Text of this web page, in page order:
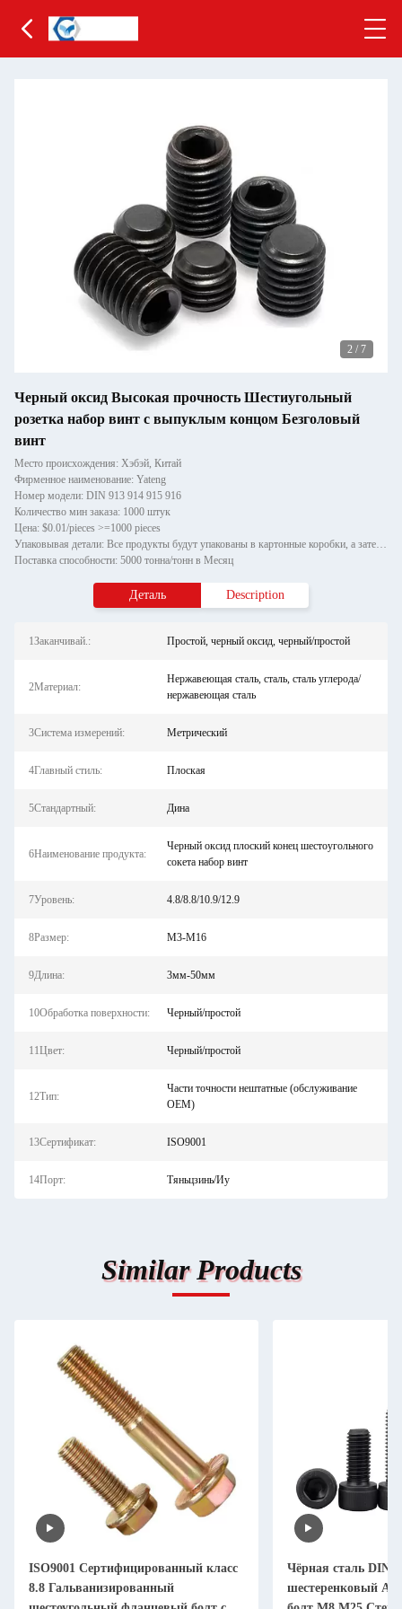
2 / 7
Черный оксид Высокая прочность Шестиугольный
розетка набор винт с выпуклым концом Безголовый
винт
Место происхождения: Хэбэй, Китай
Фирменное наименование: Yateng
Номер модели: DIN 913 914 915 916
Количество мин заказа: 1000 штук
Цена: $0.01/pieces >=1000 pieces
Упаковывая детали: Все продукты будут упакованы в картонные коробки, а затем играть на деревянных поддонах.
Поставка способности: 5000 тонна/тонн в Месяц
Деталь Description
1Заканчивай.: Простой, черный оксид, черный/простой
2Материал:
Нержавеющая сталь, сталь, сталь углерода/
нержавеющая сталь
3Система измерений: Метрический
4Главный стиль: Плоская
5Стандартный: Дина
6Наименование продукта:
Черный оксид плоский конец шестоугольного
сокета набор винт
7Уровень: 4.8/8.8/10.9/12.9
8Размер: M3-M16
9Длина: 3мм-50мм
10Обработка поверхности: Черный/простой
11Цвет: Черный/простой
12Тип:
Части точности нештатные (обслуживание
OEM)
13Сертификат: ISO9001
14Порт: Тяньцзинь/Иу
Similar Products
ISO9001 Сертифицированный класс
8.8 Гальванизированный
Чёрная сталь DIN
шестеренковый